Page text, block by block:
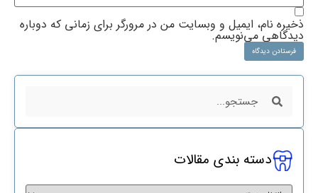
ذخیره نام، ایمیل و وبسایت من در مرورگر برای زمانی که دوباره
دیدگاهی می‌نویسم.
دسته بندی مقالات